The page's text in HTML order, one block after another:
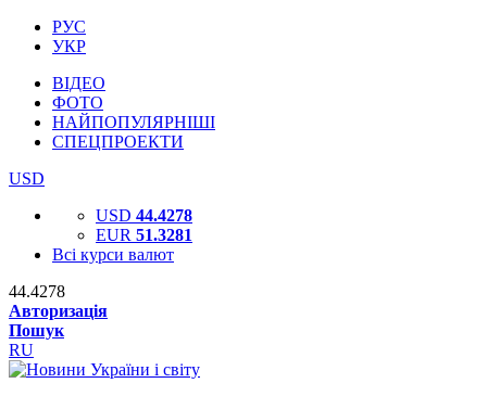
РУС
УКР
ВІДЕО
ФОТО
НАЙПОПУЛЯРНІШІ
СПЕЦПРОЕКТИ
USD
USD 44.4278
EUR 51.3281
Всі курси валют
44.4278
Авторизація
Пошук
RU